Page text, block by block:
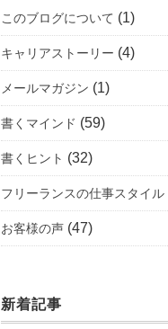
このブログについて (1)
キャリアストーリー (4)
メールマガジン (1)
書くマインド (59)
書くヒント (32)
フリーランスの仕事スタイル
お客様の声 (47)
新着記事